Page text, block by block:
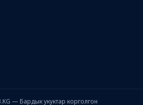
— Бардык укуктар корголгон